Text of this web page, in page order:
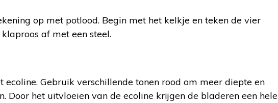
op met potlood. Begin met het kelkje en teken de vier
af met een steel.
Gebruik verschillende tonen rood om meer diepte en
Door het uitvloeien van de ecoline krijgen de bladeren een hele